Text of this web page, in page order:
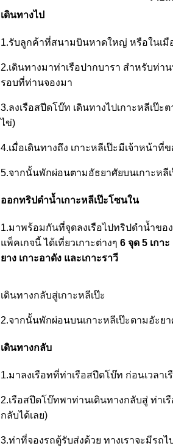
เดินทางไป
1.รับลูกค้าที่สนามบินหาดใหญ่ หรือในเ
2.เดินทางมาท่าเรือปากบารา สำหรับท่า
รอบที่ท่านจองมา
3.ลงเรือสปีดโบ๊ท เดินทางไปเกาะหลีเป๊ะ
ไข่)
4.เมื่อเดินทางถึง เกาะหลีเป๊ะมีเจ้าหน้า
5.จากนั้นพักผ่อนตามอัธยาศัยบนเกาะหลี
ออกทริปดำน้ำเกาะหลีเป๊ะโซนใน
1.มาพร้อมกันที่จุดลงเรือไปทริปดำน้ำข
แพ็คเกจนี้ ได้เที่ยวเกาะต่างๆ 6 จุด 5 เกา
ยาง เกาะอาดัง และเกาะราวี
เดินทางกลับสู่เกาะหลีเป๊ะ
2.จากนั้นพักผ่อนบนเกาะหลีเป๊ะตามอัะยา
เดินทางกลับ
1.มาลงเรือทที่ท่าเรือสปีดโบ๊ท ก่อนเวลา
2.เรือสปีดโบ๊ทพาท่านเดินทางกลับสู่ ท่าเ
กลับได้เลย)
3.ท่าที่จองรถตู้รับส่งด้วย ทางเราจะมีร